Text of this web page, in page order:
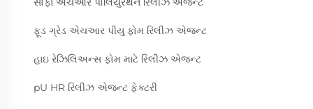
ફૂડ ગ્રેડ એચઆર પીયુ ફોમ રિલીઝ એજન્ટ
હાઇ રેઝિલિઅન્સ ફોમ માટે રિલીઝ એજન્ટ
pU HR રિલીઝ એજન્ટ ફેક્ટરી